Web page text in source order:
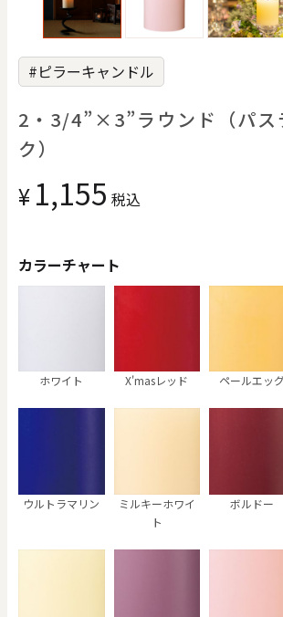
クリア
色で探す
#ピラーキャンドル
2・3/4”×3”ラウンド（パス
ク）
¥ 1,155 税込
カラーチャート
ホワイト X'masレッド ペールエッ
ウルトラマリン
ミルキーホワイ
ト
ボルドー